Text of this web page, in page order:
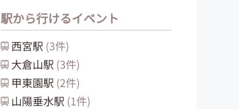
駅から行けるイベント
西宮駅 (3件)
大倉山駅 (3件)
甲東園駅 (2件)
山陽垂水駅 (1件)